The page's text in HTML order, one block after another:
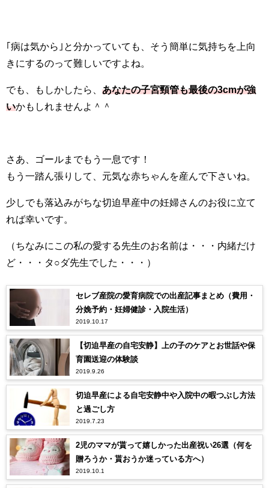
｢病は気から｣と分かっていても、そう簡単に気持ちを上向
きにするのって難しいですよね。
でも、もしかしたら、 あなたの子宮頸管も最後の3cmが強
いかもしれませんよ＾＾
さあ、ゴールまでもう一息です！
もう一踏ん張りして、元気な赤ちゃんを産んで下さいね。
少しでも落込みがちな切迫早産中の妊婦さんのお役に立て
れば幸いです。
（ちなみにこの私の愛する先生のお名前は・・・内緒だけ
ど・・・タ○ダ先生でした・・・）
セレブ産院の愛育病院での出産記事まとめ（費用・
分娩予約・妊婦健診・入院生活）
2019.10.17
【切迫早産の自宅安静】上の子のケアとお世話や保
育園送迎の体験談
2019.9.26
切迫早産による自宅安静中や入院中の暇つぶし方法
と過ごし方
2019.7.23
2児のママが貰って嬉しかった出産祝い26選（何を
贈ろうか・貰おうか迷っている方へ）
2019.10.1